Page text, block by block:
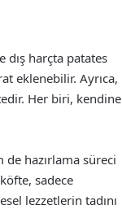
dış harçta patates
eklenebilir. Ayrıca,
Her biri, kendine
de hazırlama süreci
sadece
lezzetlerin tadını